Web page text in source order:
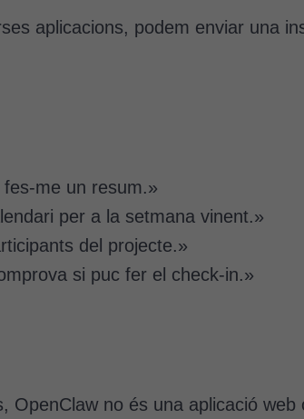
aplicacions, podem enviar una
me un resum.»
per a la setmana vinent.»
del projecte.»
si puc fer el check-in.»
OpenClaw no és una aplicació